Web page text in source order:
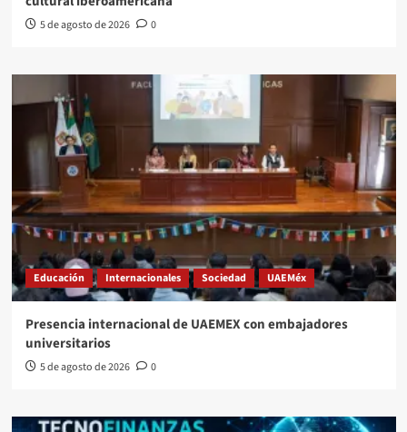
5 de agosto de 2026 0
Educación Internacionales Sociedad UAEMéx
Presencia internacional de UAEMEX con embajadores
universitarios
5 de agosto de 2026 0